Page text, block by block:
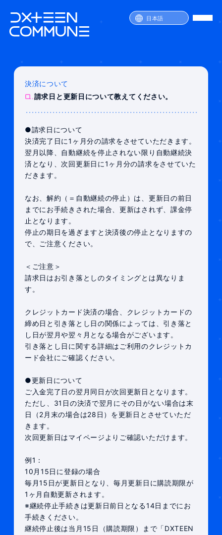
日本語
SERVICE
PRICE
ATTENTION
JOIN
LOGIN
決済について
Q.請求日と更新日について教えてください。
●請求日について
決済完了日に1ヶ月分の請求をさせていただきます。
翌月以降、自動継続を停止されない限り自動継続決
済となり、次回更新日に1ヶ月分の請求をさせていた
だきます。
なお、解約（＝自動継続の停止）は、更新日の前日
までにお手続きされた場合、更新はされず、課金停
止となります。
停止の期日を過ぎますと決済後の停止となりますの
で、ご注意ください。
＜ご注意＞
請求日はお引き落としのタイミングとは異なりま
す。
クレジットカード決済の場合、クレジットカードの
締め日と引き落とし日の関係によっては、引き落と
し日が翌月や翌々月となる場合がございます。
引き落とし日に関する詳細はご利用のクレジットカ
ード会社にご確認ください。
●更新日について
ご入金完了日の翌月同日が次回更新日となります。
ただし、31日の決済で翌月にその日がない場合は末
日（2月末の場合は28日）を更新日とさせていただ
きます。
次回更新日はマイページよりご確認いただけます。
例1：
10月15日に登録の場合
毎月15日が更新日となり、毎月更新日に購読期限が
1ヶ月自動更新されます。
※継続停止手続きは更新日前日となる14日までにお
手続きください。
継続停止後は当月15日（購読期限）まで「DXTEEN